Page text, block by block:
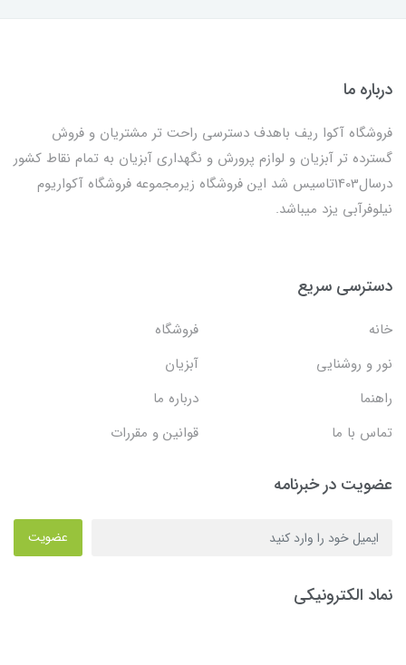
درباره ما
فروشگاه آکوا ریف باهدف دسترسی راحت تر مشتریان و فروش
گسترده تر آبزیان و لوازم پرورش و نگهداری آبزیان به تمام نقاط کشور
درسال1403تاسیس شد این فروشگاه زیرمجموعه فروشگاه آکواریوم
نیلوفرآبی یزد میباشد.
دسترسی سریع
خانه
فروشگاه
نور و روشنایی
آبزیان
راهنما
درباره ما
تماس با ما
قوانین و مقررات
عضویت در خبرنامه
عضویت
نماد الکترونیکی